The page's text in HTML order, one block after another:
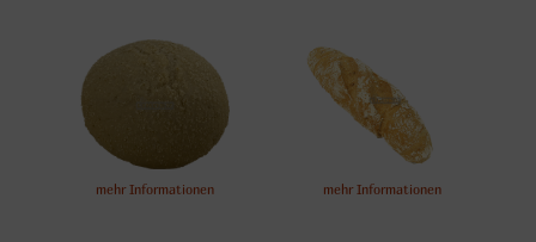
mehr Informationen mehr Informationen